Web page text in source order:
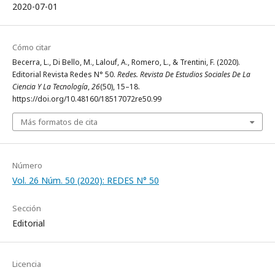
2020-07-01
Cómo citar
Becerra, L., Di Bello, M., Lalouf, A., Romero, L., & Trentini, F. (2020).
Editorial Revista Redes N° 50. Redes. Revista De Estudios Sociales De La
Ciencia Y La Tecnología,26(50), 15–18.
https://doi.org/10.48160/18517072re50.99
Más formatos de cita
Número
Vol. 26 Núm. 50 (2020): REDES N° 50
Sección
Editorial
Licencia